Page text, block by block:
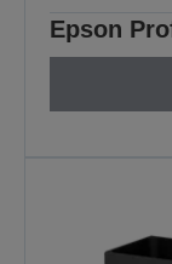
Epson